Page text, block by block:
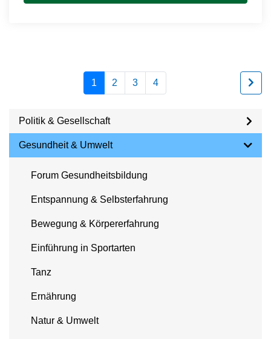
1 2 3 4
Politik & Gesellschaft
Gesundheit & Umwelt
Forum Gesundheitsbildung
Entspannung & Selbsterfahrung
Bewegung & Körpererfahrung
Einführung in Sportarten
Tanz
Ernährung
Natur & Umwelt